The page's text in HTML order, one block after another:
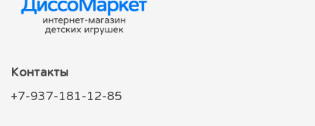
Контакты
+7-937-181-12-85